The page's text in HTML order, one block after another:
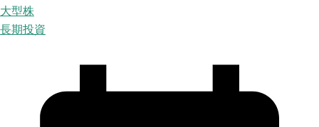
大型株
長期投資